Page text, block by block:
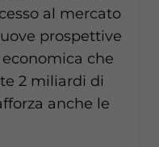
al mercato
prospettive
che
2 miliardi di
anche le